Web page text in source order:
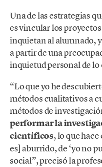
Una de las estrategias
es vincular los
inquietan al alumnado,
a partir de una
inquietud personal de lo
“Lo que yo he
métodos cualitativos a
métodos de
performar la
científicos, lo que hace
es] aburrido, de ‘yo no
social”, precisó la